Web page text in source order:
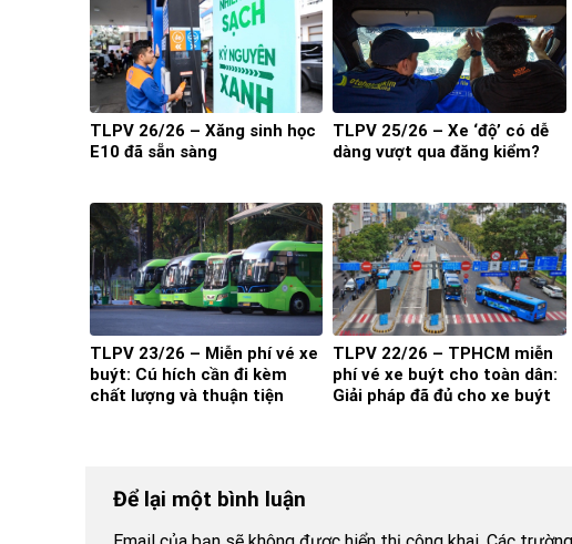
TLPV 26/26 – Xăng sinh học
E10 đã sẵn sàng
TLPV 25/26 – Xe ‘độ’ có dễ
dàng vượt qua đăng kiểm?
TLPV 23/26 – Miễn phí vé xe
buýt: Cú hích cần đi kèm
chất lượng và thuận tiện
TLPV 22/26 – TPHCM miễn
phí vé xe buýt cho toàn dân:
Giải pháp đã đủ cho xe buýt
Để lại một bình luận